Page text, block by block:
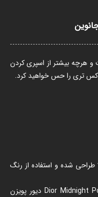
و هرچه بیشتر از اسپری کردن
تری را حس خواهید کرد.
طراحی شده و استفاده از رنگ
رایحه اورجینال پشن نایت جانوین، Dior Midnight Poison دیور پویزن